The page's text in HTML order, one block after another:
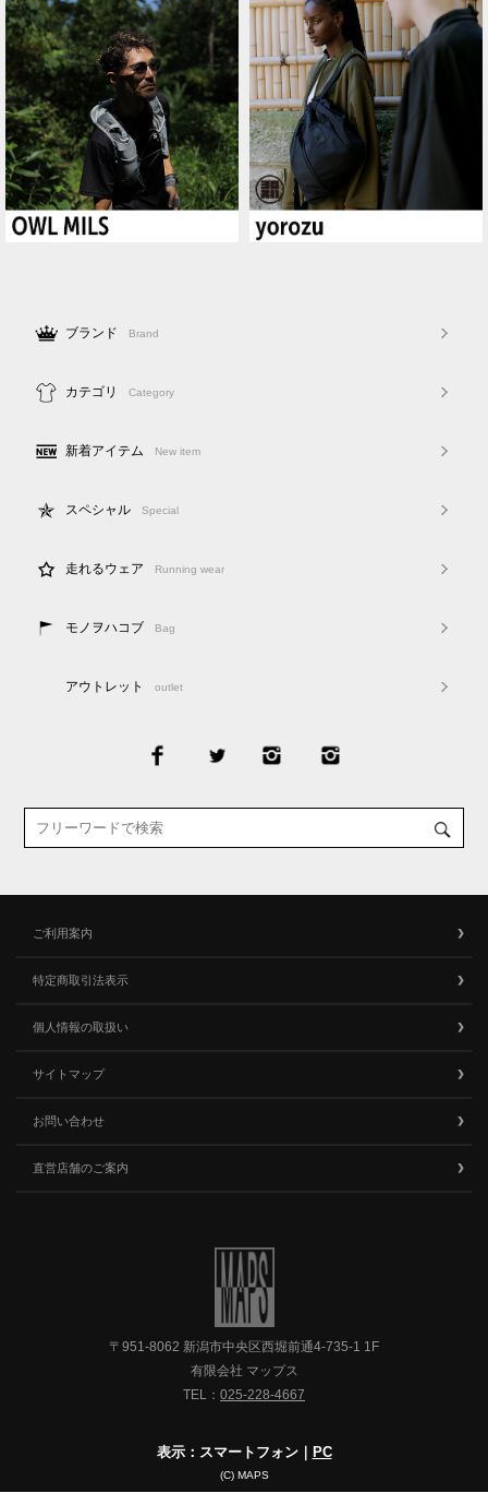
ブランド Brand
カテゴリ Category
新着アイテム New item
スペシャル Special
走れるウェア Running wear
モノヲハコブ Bag
アウトレット outlet
ご利用案内
特定商取引法表示
個人情報の取扱い
サイトマップ
お問い合わせ
直営店舗のご案内
〒951-8062 新潟市中央区西堀前通4-735-1 1F
有限会社 マップス
TEL： 025-228-4667
表示：スマートフォン｜ PC
(C) MAPS